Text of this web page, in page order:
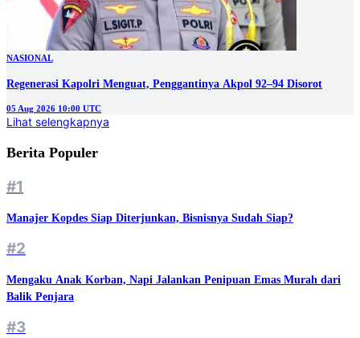
NASIONAL
Regenerasi Kapolri Menguat, Penggantinya Akpol 92–94 Disorot
05 Aug 2026 10:00 UTC
Lihat selengkapnya
Berita Populer
#1
Manajer Kopdes Siap Diterjunkan, Bisnisnya Sudah Siap?
#2
Mengaku Anak Korban, Napi Jalankan Penipuan Emas Murah dari
Balik Penjara
#3